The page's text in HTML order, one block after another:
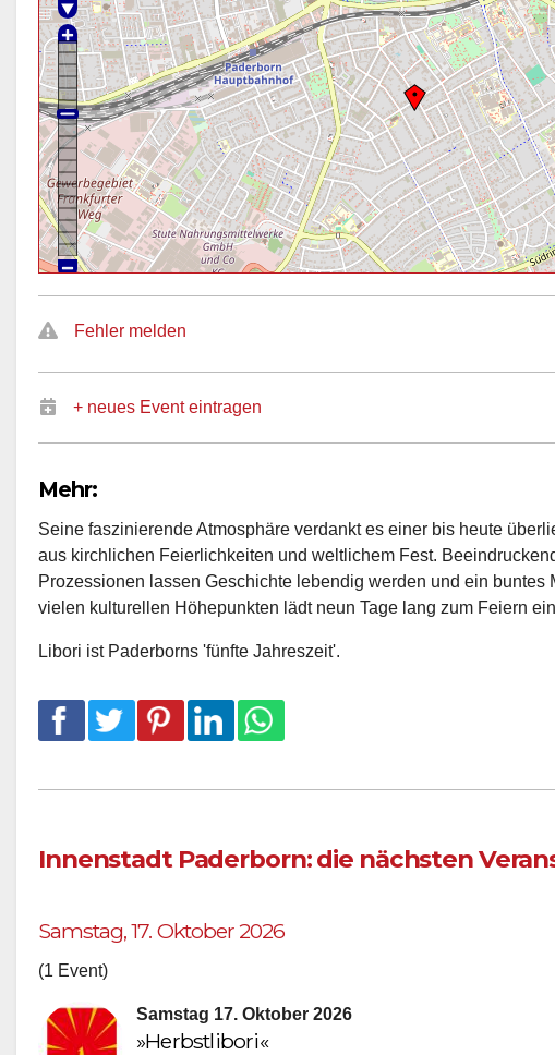
Fehler melden
+ neues Event eintragen
Mehr:
Seine faszinierende Atmosphäre verdankt es einer bis heute
aus kirchlichen Feierlichkeiten und weltlichem Fest.
Prozessionen lassen Geschichte lebendig werden und ein buntes
vielen kulturellen Höhepunkten lädt neun Tage lang zum Feiern
Libori ist Paderborns 'fünfte Jahreszeit'.
Innenstadt Paderborn: die nächsten
Samstag, 17. Oktober 2026
(1 Event)
Samstag 17. Oktober 2026
»Herbstlibori«